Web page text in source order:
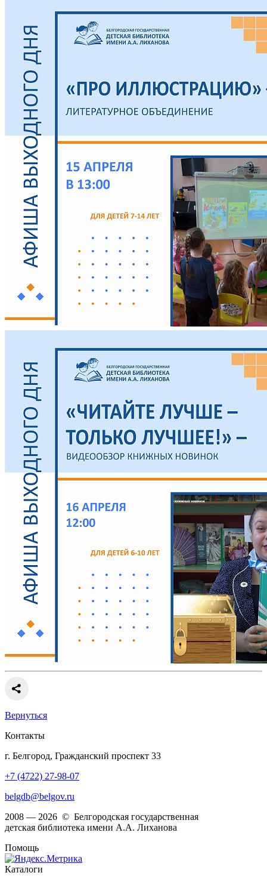
Вернуться
Контакты
г. Белгород, Гражданский проспект 33
+7 (4722) 27-98-07
belgdb@belgov.ru
2008 — 2026 © Белгородская государственная
детская библиотека имени А.А. Лиханова
Помощь
Каталоги